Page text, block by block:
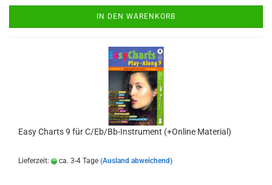
IN DEN WARENKORB
Easy Charts 9 für C/Eb/Bb-Instrument (+Online Material)
Lieferzeit: ca. 3-4 Tage (Ausland abweichend)